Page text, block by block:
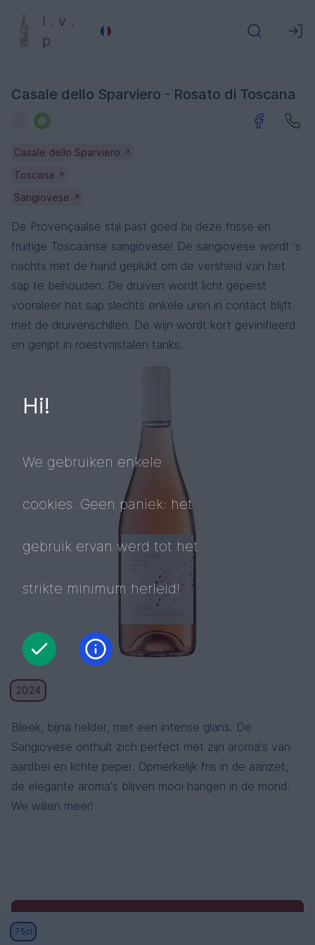
l . v .
p
Casale dello Sparviero - Rosato di Toscana
Casale dello Sparviero ↗
Toscana ↗
Sangiovese ↗
De Provençaalse stijl past goed bij deze frisse en
fruitige Toscaanse sangiovese! De sangiovese wordt 's
nachts met de hand geplukt om de versheid van het
sap te behouden. De druiven wordt licht geperst
vooraleer het sap slechts enkele uren in contact blijft
met de druivenschillen. De wijn wordt kort gevinifieerd
en gerijpt in roestvrijstalen tanks.
2024
Bleek, bijna helder, met een intense glans. De
Sangiovese onthult zich perfect met zijn aroma's van
aardbei en lichte peper. Opmerkelijk fris in de aanzet,
de elegante aroma's blijven mooi hangen in de mond.
We willen meer!
75cl
Hi!
We gebruiken enkele
cookies. Geen paniek: het
gebruik ervan werd tot het
strikte minimum herleid!